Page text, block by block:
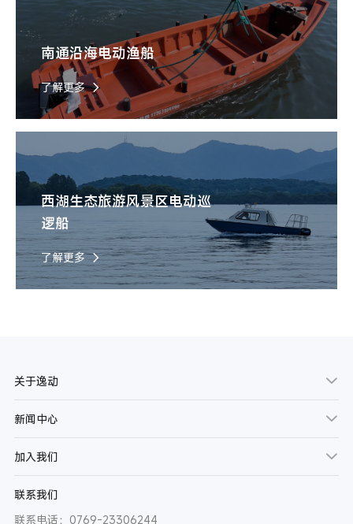
南通沿海电动渔船
了解更多
西湖生态旅游风景区电动巡
逻船
了解更多
关于逸动
新闻中心
加入我们
联系我们
联系电话：0769-23306244